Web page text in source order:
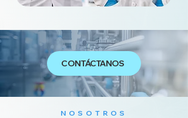
CONTÁCTANOS
NOSOTROS